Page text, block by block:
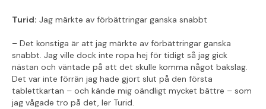
Turid: Jag märkte av förbättringar ganska snabbt
– Det konstiga är att jag märkte av förbättringar ganska
snabbt. Jag ville dock inte ropa hej för tidigt så jag gick
nästan och väntade på att det skulle komma något bakslag.
Det var inte förrän jag hade gjort slut på den första
tablettkartan – och kände mig oändligt mycket bättre – som
jag vågade tro på det, ler Turid.